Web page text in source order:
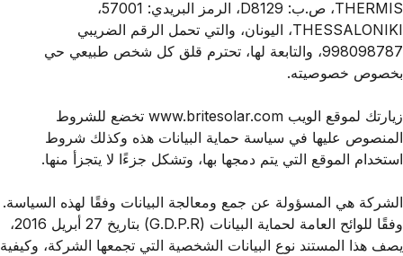
THERMIS، ص.ب: D8129، الرمز البريدي: 57001،
THESSALONIKI، اليونان، والتي تحمل الرقم الضريبي
998098787، والتابعة لها، تحترم قلق كل شخص طبيعي حي
بخصوص خصوصيته.
زيارتك لموقع الويب www.britesolar.com تخضع للشروط
المنصوص عليها في سياسة حماية البيانات هذه وكذلك شروط
استخدام الموقع التي يتم دمجها بها، وتشكل جزءًا لا يتجزأ منها.
الشركة هي المسؤولة عن جمع ومعالجة البيانات وفقًا لهذه السياسة.
وفقًا للوائح العامة لحماية البيانات (G.D.P.R) بتاريخ 27 أبريل 2016،
يصف هذا المستند نوع البيانات الشخصية التي تجمعها الشركة، وكيفية